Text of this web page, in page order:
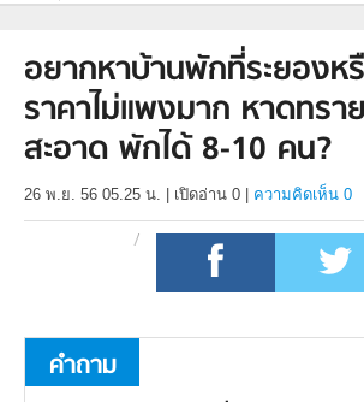
อยากหาบ้านพักที่ระยองห
ราคาไม่แพงมาก หาดทร
สะอาด พักได้ 8-10 คน?
26 พ.ย. 56 05.25 น. เปิดอ่าน 0 ความคิดเห็น 0
คำถาม